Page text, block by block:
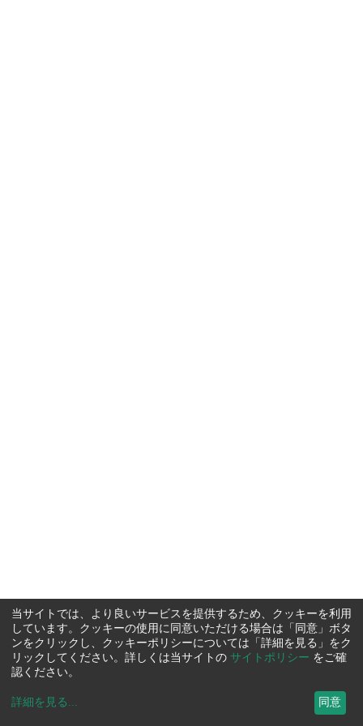
当サイトでは、より良いサービスを提供するため、クッキーを利用
しています。クッキーの使用に同意いただける場合は「同意」ボタ
ンをクリックし、クッキーポリシーについては「詳細を見る」をク
リックしてください。詳しくは当サイトの サイトポリシー をご確
認ください。
詳細を見る ... 同意